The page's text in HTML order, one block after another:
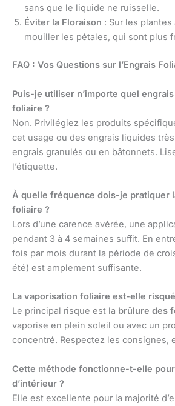
sans que le liquide ne ruisselle.
Éviter la Floraison : Sur les
mouiller les pétales, qui sont plus
FAQ : Vos Questions sur l’Engrais
Puis-je utiliser n’importe quel
foliaire ?
Non. Privilégiez les produits
cet usage ou des engrais liquides
engrais granulés ou en bâtonnets.
l’étiquette.
À quelle fréquence dois-je pratiquer
foliaire ?
Lors d’une carence avérée, une
pendant 3 à 4 semaines suffit. En
fois par mois durant la période de
été) est amplement suffisante.
La vaporisation foliaire est-elle
Le principal risque est la brûlure des
vaporise en plein soleil ou avec un
concentré. Respectez les consignes,
Cette méthode fonctionne-t-elle
d’intérieur ?
Elle est excellente pour la majorité